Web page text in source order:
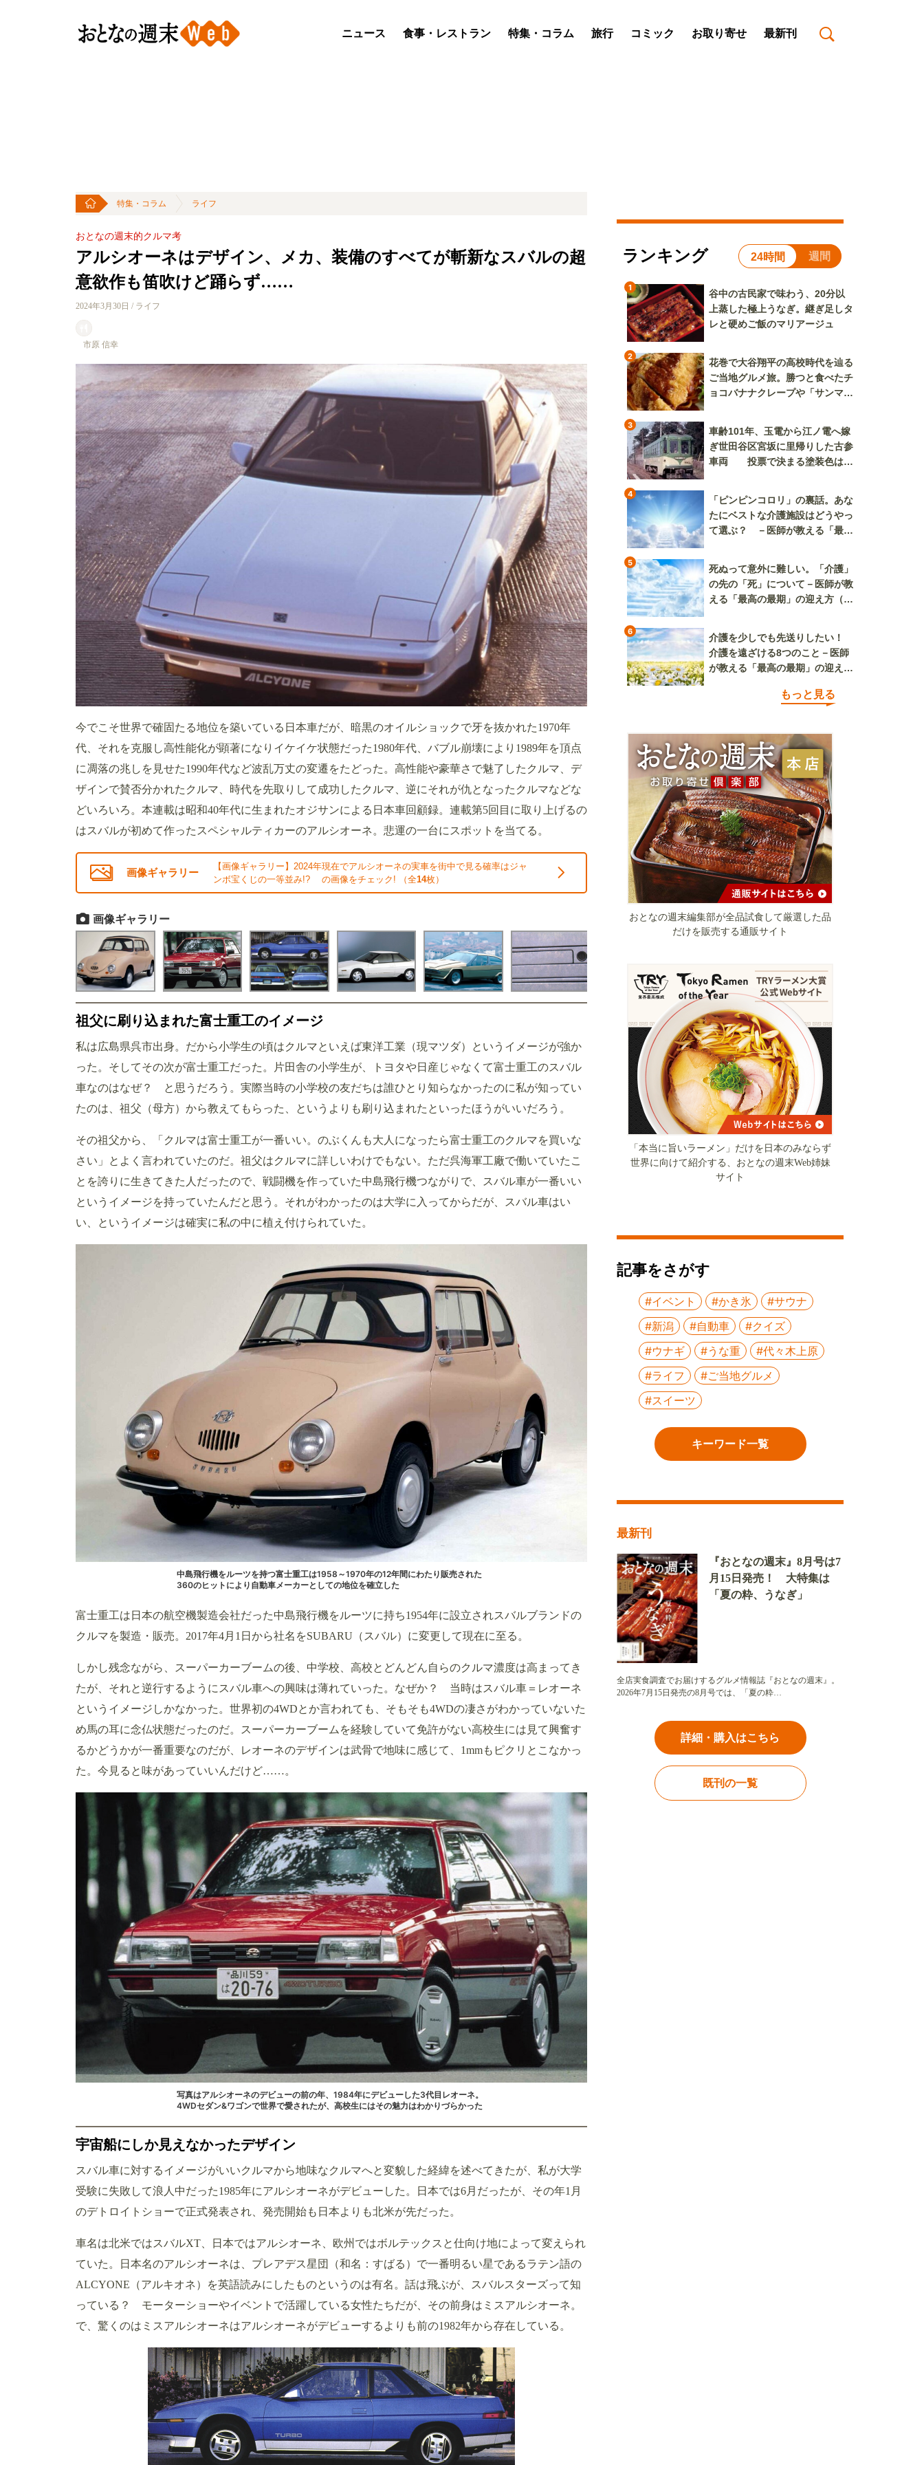
ニュース 食事・レストラン 特集・コラム 旅行 コミック お取り寄せ 最新刊
特集・コラム ライフ
おとなの週末的クルマ考
アルシオーネはデザイン、メカ、装備のすべてが斬新なスバルの超
意欲作も笛吹けど踊らず……
2024年3月30日 / ライフ
市原 信幸
今でこそ世界で確固たる地位を築いている日本車だが、暗黒のオイルショックで牙を抜かれた1970年
代、それを克服し高性能化が顕著になりイケイケ状態だった1980年代、バブル崩壊により1989年を頂点
に凋落の兆しを見せた1990年代など波乱万丈の変遷をたどった。高性能や豪華さで魅了したクルマ、デ
ザインで賛否分かれたクルマ、時代を先取りして成功したクルマ、逆にそれが仇となったクルマなどな
どいろいろ。本連載は昭和40年代に生まれたオジサンによる日本車回顧録。連載第5回目に取り上げるの
はスバルが初めて作ったスペシャルティカーのアルシオーネ。悲運の一台にスポットを当てる。
画像ギャラリー
【画像ギャラリー】2024年現在でアルシオーネの実車を街中で見る確率はジャ
ンボ宝くじの一等並み!? の画像をチェック! （全14枚）
画像ギャラリー
祖父に刷り込まれた富士重工のイメージ
私は広島県呉市出身。だから小学生の頃はクルマといえば東洋工業（現マツダ）というイメージが強か
った。そしてその次が富士重工だった。片田舎の小学生が、トヨタや日産じゃなくて富士重工のスバル
車なのはなぜ？ と思うだろう。実際当時の小学校の友だちは誰ひとり知らなかったのに私が知ってい
たのは、祖父（母方）から教えてもらった、というよりも刷り込まれたといったほうがいいだろう。
その祖父から、「クルマは富士重工が一番いい。のぶくんも大人になったら富士重工のクルマを買いな
さい」とよく言われていたのだ。祖父はクルマに詳しいわけでもない。ただ呉海軍工廠で働いていたこ
とを誇りに生きてきた人だったので、戦闘機を作っていた中島飛行機つながりで、スバル車が一番いい
というイメージを持っていたんだと思う。それがわかったのは大学に入ってからだが、スバル車はい
い、というイメージは確実に私の中に植え付けられていた。
中島飛行機をルーツを持つ富士重工は1958～1970年の12年間にわたり販売された
360のヒットにより自動車メーカーとしての地位を確立した
富士重工は日本の航空機製造会社だった中島飛行機をルーツに持ち1954年に設立されスバルブランドの
クルマを製造・販売。2017年4月1日から社名をSUBARU（スバル）に変更して現在に至る。
しかし残念ながら、スーパーカーブームの後、中学校、高校とどんどん自らのクルマ濃度は高まってき
たが、それと逆行するようにスバル車への興味は薄れていった。なぜか？ 当時はスバル車＝レオーネ
というイメージしかなかった。世界初の4WDとか言われても、そもそも4WDの凄さがわかっていないた
め馬の耳に念仏状態だったのだ。スーパーカーブームを経験していて免許がない高校生には見て興奮す
るかどうかが一番重要なのだが、レオーネのデザインは武骨で地味に感じて、1mmもピクリとこなかっ
た。今見ると味があっていいんだけど……。
写真はアルシオーネのデビューの前の年、1984年にデビューした3代目レオーネ。
4WDセダン&ワゴンで世界で愛されたが、高校生にはその魅力はわかりづらかった
宇宙船にしか見えなかったデザイン
スバル車に対するイメージがいいクルマから地味なクルマへと変貌した経緯を述べてきたが、私が大学
受験に失敗して浪人中だった1985年にアルシオーネがデビューした。日本では6月だったが、その年1月
のデトロイトショーで正式発表され、発売開始も日本よりも北米が先だった。
車名は北米ではスバルXT、日本ではアルシオーネ、欧州ではボルテックスと仕向け地によって変えられ
ていた。日本名のアルシオーネは、プレアデス星団（和名：すばる）で一番明るい星であるラテン語の
ALCYONE（アルキオネ）を英語読みにしたものというのは有名。話は飛ぶが、スバルスターズって知
っている？ モーターショーやイベントで活躍している女性たちだが、その前身はミスアルシオーネ。
で、驚くのはミスアルシオーネはアルシオーネがデビューするよりも前の1982年から存在している。
ランキング 24時間 週間
1
谷中の古民家で味わう、20分以
上蒸した極上うなぎ。継ぎ足しタ
レと硬めご飯のマリアージュ
2
花巻で大谷翔平の高校時代を辿る
ご当地グルメ旅。勝つと食べたチ
ョコバナナクレープや「サンマー
3
車齢101年、玉電から江ノ電へ嫁
ぎ世田谷区宮坂に里帰りした古参
車両 投票で決まる塗装色は、
4
「ピンピンコロリ」の裏話。あな
たにベストな介護施設はどうやっ
て選ぶ？ －医師が教える「最高
5
死ぬって意外に難しい。「介護」
の先の「死」について－医師が教
える「最高の最期」の迎え方（そ
6
介護を少しでも先送りしたい！
介護を遠ざける8つのこと－医師
が教える「最高の最期」の迎え方
もっと見る
おとなの週末編集部が全品試食して厳選した品
だけを販売する通販サイト
「本当に旨いラーメン」だけを日本のみならず
世界に向けて紹介する、おとなの週末Web姉妹
サイト
記事をさがす
#イベント #かき氷
#サウナ
#新潟
#自動車
#クイズ
#ウナギ
#うな重
#代々木上原
#ライフ
#ご当地グルメ
#スイーツ
キーワード一覧
最新刊
『おとなの週末』8月号は7
月15日発売！ 大特集は
「夏の粋、うなぎ」
全店実食調査でお届けするグルメ情報誌『おとなの週末』。
2026年7月15日発売の8月号では、「夏の粋…
詳細・購入はこちら
既刊の一覧